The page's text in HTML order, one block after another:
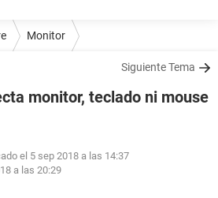
Monitor
Siguiente Tema
monitor, teclado ni mouse
el 5 sep 2018 a las 14:37
a las 20:29